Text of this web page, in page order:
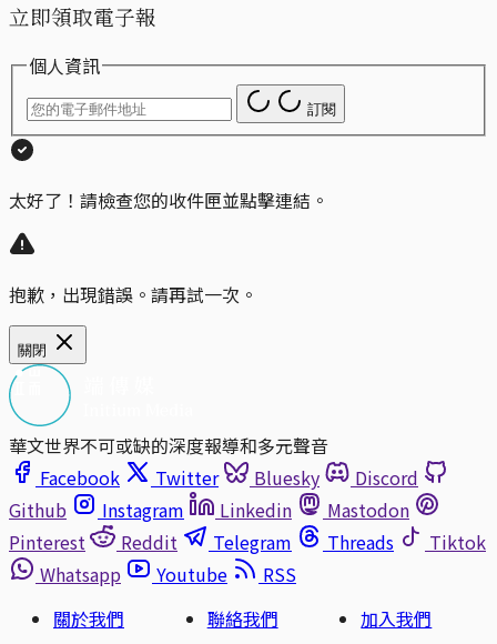
立即領取電子報
個人資訊
訂閱
太好了！請檢查您的收件匣並點擊連結。
抱歉，出現錯誤。請再試一次。
關閉
華文世界不可或缺的深度報導和多元聲音
Facebook
Twitter Bluesky
Discord
Github
Instagram Linkedin
Mastodon
Pinterest
Reddit Telegram Threads
Tiktok
Whatsapp
Youtube
RSS
關於我們
聯絡我們
加入我們